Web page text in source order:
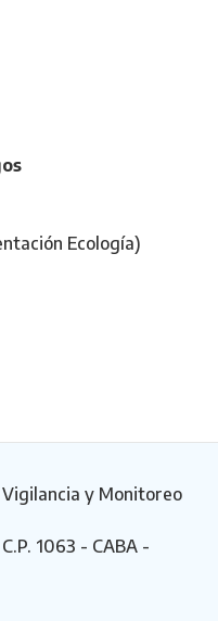
Ecología)
y Monitoreo
1063 - CABA -